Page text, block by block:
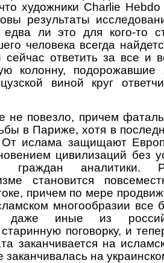
художники Charlie
результаты
едва ли это для кого-то
человека всегда
сейчас ответить за все
колонну, подорожавшие
виной круг
не повезло, причем
в Париже, хотя в
От ислама защищают
цивилизаций без
граждан аналитики.
становится
причем по мере
многообразии все
даже иные из
поговорку, и
заканчивается на
заканчивалась на